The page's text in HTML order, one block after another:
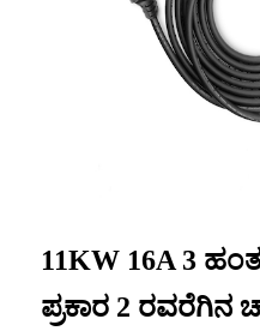
11KW 16A 3
ಪ್ರಕಾರ 2 ರವರೆಗಿನ